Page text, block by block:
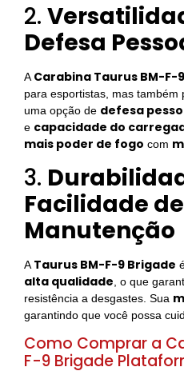
2.
Defesa
ACarabina Taurus BM-F-9
para esportistas, mas também
uma opção de defesa
e capacidade do
mais poder de fogo com
3.
Facilidade de
Manutenção
A Taurus BM-F-9 Brigade
alta qualidade , o que
resistência a desgastes. Sua
garantindo que você possa
Como Comprar a
F-9 Brigade